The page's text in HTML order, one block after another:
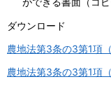
ダウンロード
農地法第3条の3第1項
農地法第3条の3第1項